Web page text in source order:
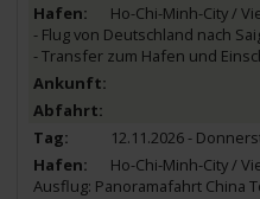
Ho-Chi-Minh-City /
- Flug von Deutschland nach
- Transfer zum Hafen und
12.11.2026 -
Ho-Chi-Minh-City /
Ausflug: Panoramafahrt China